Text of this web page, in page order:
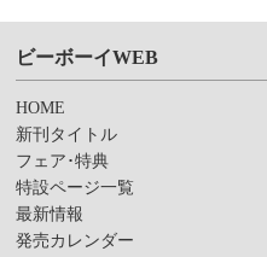
ビーボーイWEB
HOME
新刊タイトル
フェア･特典
特設ページ一覧
最新情報
発売カレンダー